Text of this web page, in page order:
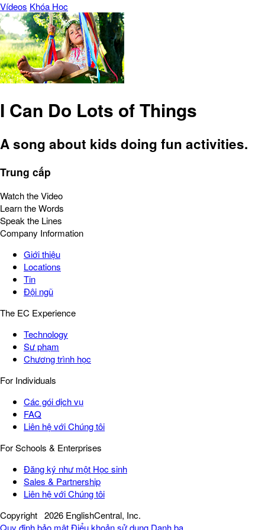
Vídeos Khóa Học
I Can Do Lots of Things
A song about kids doing fun activities.
Trung cấp
Watch the Video
Learn the Words
Speak the Lines
Company Information
Giới thiệu
Locations
Tin
Đội ngũ
The EC Experience
Technology
Sư phạm
Chương trình học
For Individuals
Các gói dịch vụ
FAQ
Liên hệ với Chúng tôi
For Schools & Enterprises
Đăng ký như một Học sinh
Sales & Partnership
Liên hệ với Chúng tôi
Copyright 2026 EnglishCentral, Inc.